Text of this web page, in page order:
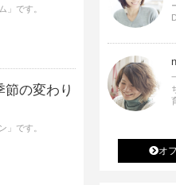
」です。
節の変わり
」です。
オ